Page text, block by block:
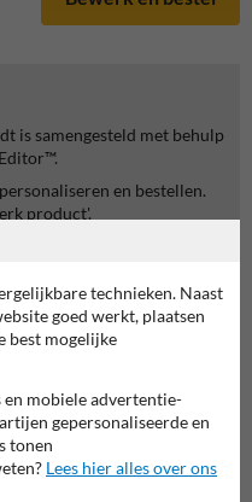
is samengesteld met behulp
en bestellen.
product'.
technieken. Naast
goed werkt, plaatsen
best mogelijke
mobiele advertentie-
gepersonaliseerde en
tonen
Lees hier alles over ons